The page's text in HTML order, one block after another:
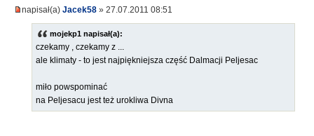
napisał(a) Jacek58 » 27.07.2011 08:51
mojekp1 napisał(a):
czekamy , czekamy z ...
ale klimaty - to jest najpiękniejsza część Dalmacji Peljesac
miło powspominać
na Peljesacu jest też urokliwa Divna